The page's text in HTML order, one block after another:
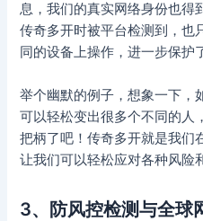
息，我们的真实网络身份也得
传奇多开时被平台检测到，也
同的设备上操作，进一步保护
举个幽默的例子，想象一下，
可以轻松变出很多个不同的人
把柄了吧！传奇多开就是我们
让我们可以轻松应对各种风险
3、防风控检测与全球